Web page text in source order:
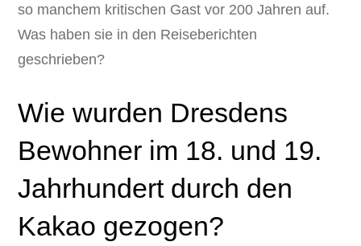
so manchem kritischen Gast vor 200 Jahren auf.
Was haben sie in den Reiseberichten
geschrieben?
Wie wurden Dresdens
Bewohner im 18. und 19.
Jahrhundert durch den
Kakao gezogen?